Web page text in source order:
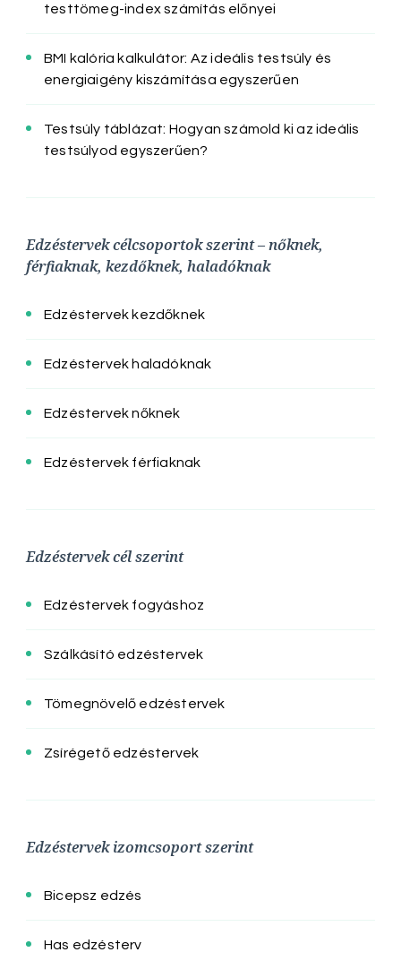
testtömeg-index számítás előnyei
BMI kalória kalkulátor: Az ideális testsúly és
energiaigény kiszámítása egyszerűen
Testsúly táblázat: Hogyan számold ki az ideális
testsúlyod egyszerűen?
Edzéstervek célcsoportok szerint – nőknek,
férfiaknak, kezdőknek, haladóknak
Edzéstervek kezdőknek
Edzéstervek haladóknak
Edzéstervek nőknek
Edzéstervek férfiaknak
Edzéstervek cél szerint
Edzéstervek fogyáshoz
Szálkásító edzéstervek
Tömegnövelő edzéstervek
Zsírégető edzéstervek
Edzéstervek izomcsoport szerint
Bicepsz edzés
Has edzésterv